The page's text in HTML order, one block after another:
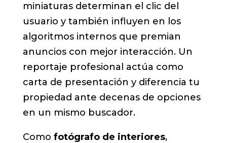
miniaturas determinan el clic del
usuario y también influyen en los
algoritmos internos que premian
anuncios con mejor interacción. Un
reportaje profesional actúa como
carta de presentación y diferencia tu
propiedad ante decenas de opciones
en un mismo buscador.
Como fotógrafo de interiores,